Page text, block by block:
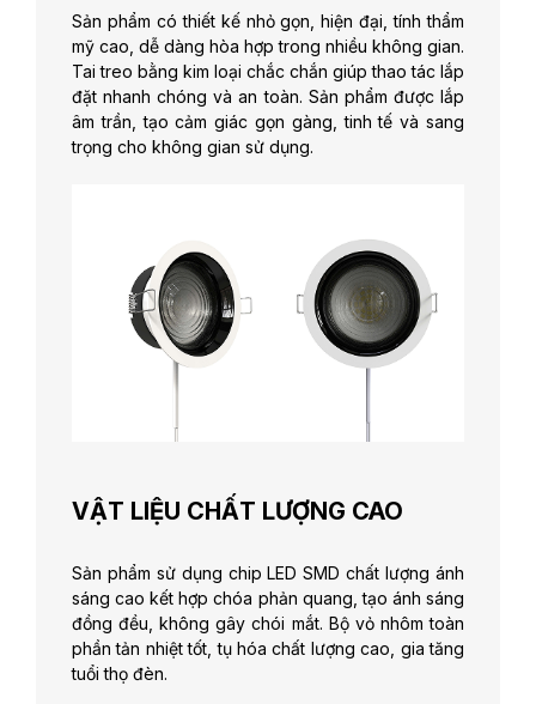
Sản phẩm có thiết kế nhỏ gọn, hiện đại, tính thẩm
mỹ cao, dễ dàng hòa hợp trong nhiều không gian.
Tai treo bằng kim loại chắc chắn giúp thao tác lắp
đặt nhanh chóng và an toàn. Sản phẩm được lắp
âm trần, tạo cảm giác gọn gàng, tinh tế và sang
trọng cho không gian sử dụng.
VẬT LIỆU CHẤT LƯỢNG CAO
Sản phẩm sử dụng chip LED SMD chất lượng ánh
sáng cao kết hợp chóa phản quang, tạo ánh sáng
đồng đều, không gây chói mắt. Bộ vỏ nhôm toàn
phần tản nhiệt tốt, tụ hóa chất lượng cao, gia tăng
tuổi thọ đèn.